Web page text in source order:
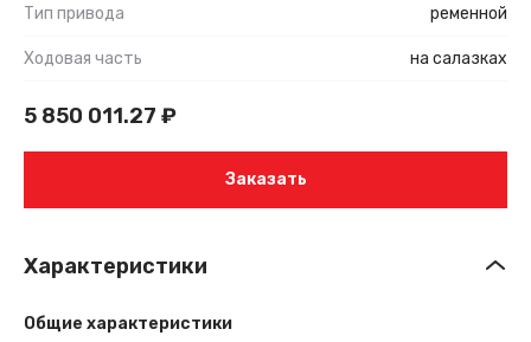
Тип привода ременной
Ходовая часть на салазках
5 850 011.27 ₽
Заказать
Характеристики
Общие характеристики